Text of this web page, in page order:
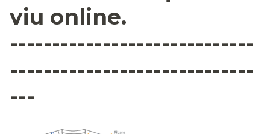
viu online.
-----------------------------
-----------------------------
---